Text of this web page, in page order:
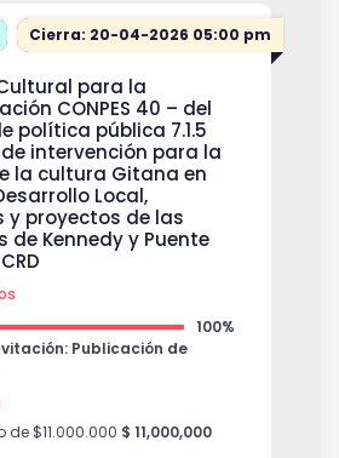
Cierra: 20-04-2026 05:00 pm
para la
CONPES 40 – del
política pública 7.1.5
intervención para la
la cultura Gitana en
Local,
y proyectos de las
de Kennedy y Puente
100%
Publicación de
de $11.000.000 $ 11,000,000